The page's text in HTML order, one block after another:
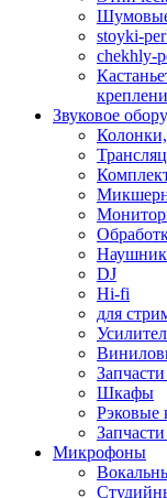
stoyki-
chekhly-
Звуковое
DJ
Hi-fi
для
Шкафы
Рэковые
Микрофоны